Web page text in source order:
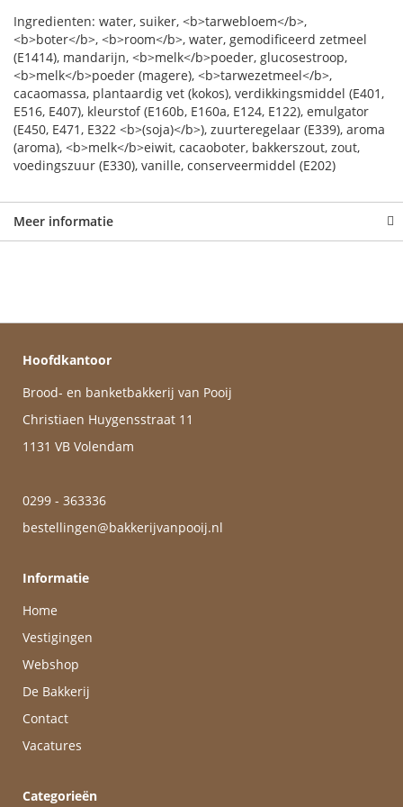
Ingredienten: water, suiker, <b>tarwebloem</b>,
<b>boter</b>, <b>room</b>, water, gemodificeerd zetmeel
(E1414), mandarijn, <b>melk</b>poeder, glucosestroop,
<b>melk</b>poeder (magere), <b>tarwezetmeel</b>,
cacaomassa, plantaardig vet (kokos), verdikkingsmiddel (E401,
E516, E407), kleurstof (E160b, E160a, E124, E122), emulgator
(E450, E471, E322 <b>(soja)</b>), zuurteregelaar (E339), aroma
(aroma), <b>melk</b>eiwit, cacaoboter, bakkerszout, zout,
voedingszuur (E330), vanille, conserveermiddel (E202)
Meer informatie
Hoofdkantoor
Brood- en banketbakkerij van Pooij
Christiaen Huygensstraat 11
1131 VB Volendam
0299 - 363336
bestellingen@bakkerijvanpooij.nl
Informatie
Home
Vestigingen
Webshop
De Bakkerij
Contact
Vacatures
Categorieën